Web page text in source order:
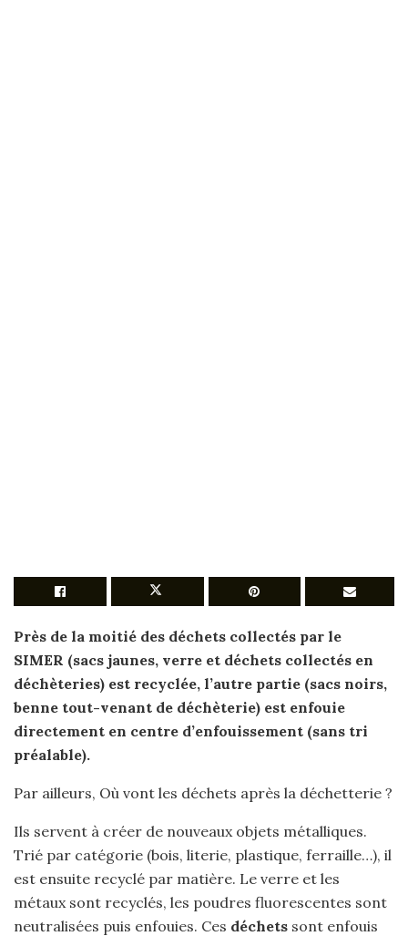
Près de la moitié des déchets collectés par le
SIMER (sacs jaunes, verre et déchets collectés en
déchèteries) est recyclée, l’autre partie (sacs noirs,
benne tout-venant de déchèterie) est enfouie
directement en centre d’enfouissement (sans tri
préalable).
Par ailleurs, Où vont les déchets après la déchetterie ?
Ils servent à créer de nouveaux objets métalliques.
Trié par catégorie (bois, literie, plastique, ferraille…), il
est ensuite recyclé par matière. Le verre et les
métaux sont recyclés, les poudres fluorescentes sont
neutralisées puis enfouies. Ces déchets sont enfouis